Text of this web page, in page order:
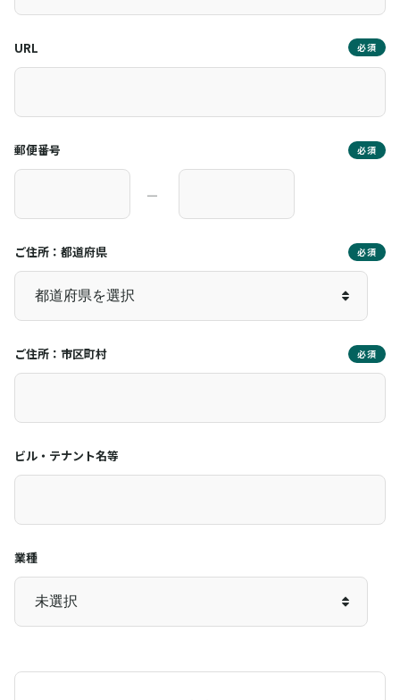
URL 必須
郵便番号 必須
―
ご住所：都道府県 必須
ご住所：市区町村 必須
ビル・テナント名等
業種